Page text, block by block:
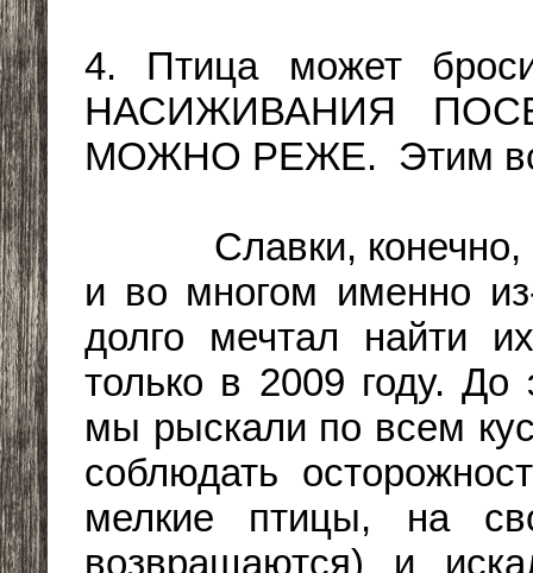
4. Птица может
НАСИЖИВАНИЯ
МОЖНО РЕЖЕ. Этим
Славки, конечно,
и во многом именно
долго мечтал найти
только в 2009 году. До
мы рыскали по всем
соблюдать
мелкие птицы, на
возвращаются) и